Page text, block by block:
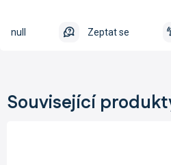
Zeptat se
null
Související